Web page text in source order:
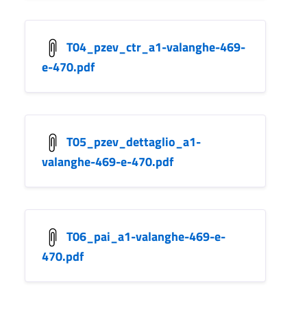
T04_pzev_ctr_a1-valanghe-469-
e-470.pdf
T05_pzev_dettaglio_a1-
valanghe-469-e-470.pdf
T06_pai_a1-valanghe-469-e-
470.pdf